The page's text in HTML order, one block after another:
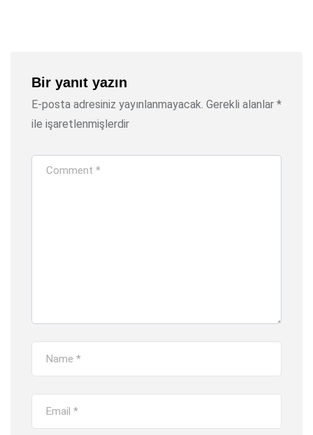
Bir yanıt yazın
E-posta adresiniz yayınlanmayacak. Gerekli alanlar *
ile işaretlenmişlerdir